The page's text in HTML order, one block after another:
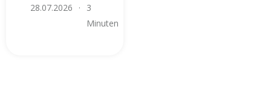
28.07.2026 ·
3
Minuten